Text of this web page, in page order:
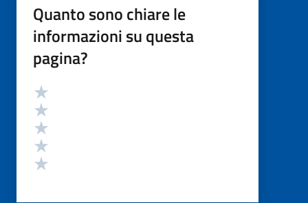
Quanto sono chiare le
informazioni su questa
pagina?
Valutazione